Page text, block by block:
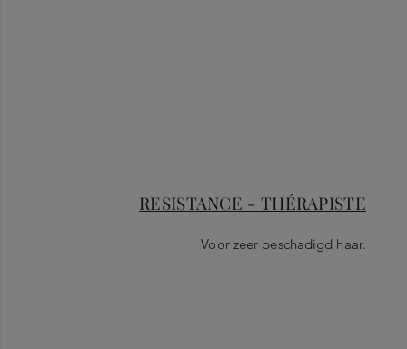
RESISTANCE - THÉRAPISTE
Voor zeer beschadigd haar.